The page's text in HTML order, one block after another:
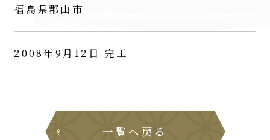
福島県郡山市
2008年9月12日 完工
一覧へ戻る